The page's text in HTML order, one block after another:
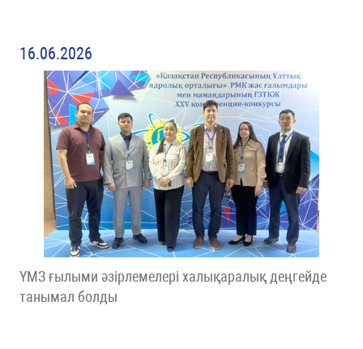
16.06.2026
ҮМЗ ғылыми әзірлемелері халықаралық деңгейде
танымал болды